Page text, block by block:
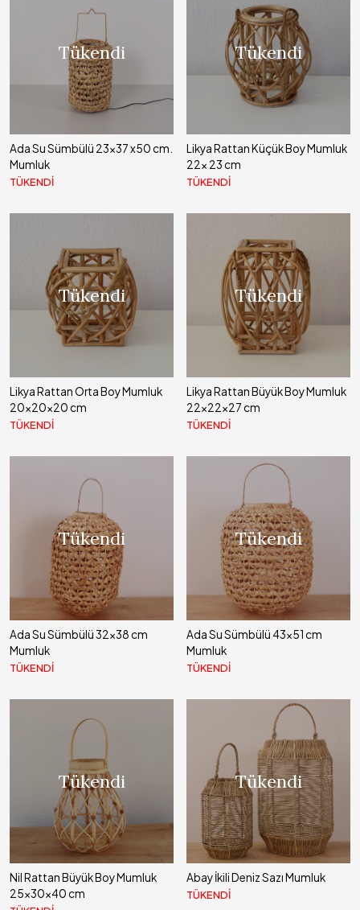
Tükendi
Ada Su Sümbülü 23x37 x50 cm.
Mumluk
TÜKENDİ
Tükendi
Likya Rattan Küçük Boy Mumluk
22x 23 cm
TÜKENDİ
Tükendi
Likya Rattan Orta Boy Mumluk
20x20x20 cm
TÜKENDİ
Tükendi
Likya Rattan Büyük Boy Mumluk
22x22x27 cm
TÜKENDİ
Tükendi
Ada Su Sümbülü 32x38 cm
Mumluk
TÜKENDİ
Tükendi
Ada Su Sümbülü 43x51 cm
Mumluk
TÜKENDİ
Tükendi
Nil Rattan Büyük Boy Mumluk
25x30x40 cm
Tükendi
Abay İkili Deniz Sazı Mumluk
TÜKENDİ